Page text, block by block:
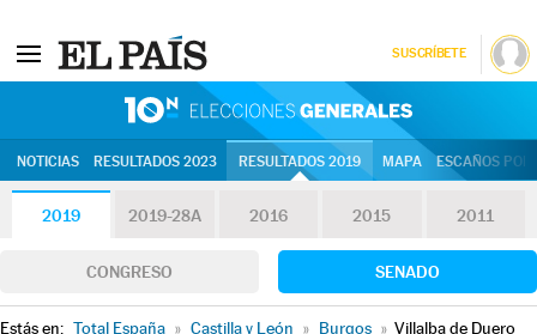
SUSCRÍBETE
NOTICIAS RESULTADOS 2023 RESULTADOS 2019 MAPA ESCAÑOS
2019 2019-28A 2016 2015 2011
CONGRESO SENADO
Estás en: Total España » Castilla y León » Burgos » Villalba de Duero